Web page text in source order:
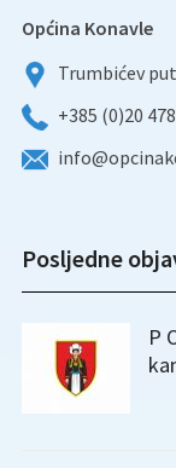
Općina Konavle
Trumbićev
+385 (0)20
Posljedne
P